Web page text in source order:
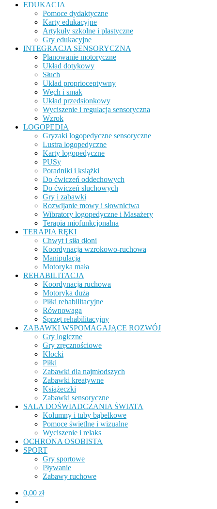
EDUKACJA
Pomoce dydaktyczne
Karty edukacyjne
Artykuły szkolne i plastyczne
Gry edukacyjne
INTEGRACJA SENSORYCZNA
Planowanie motoryczne
Układ dotykowy
Słuch
Układ proprioceptywny
Węch i smak
Układ przedsionkowy
Wyciszenie i regulacja sensoryczna
Wzrok
LOGOPEDIA
Gryzaki logopedyczne sensoryczne
Lustra logopedyczne
Karty logopedyczne
PUSy
Poradniki i książki
Do ćwiczeń oddechowych
Do ćwiczeń słuchowych
Gry i zabawki
Rozwijanie mowy i słownictwa
Wibratory logopedyczne i Masażery
Terapia miofunkcjonalna
TERAPIA RĘKI
Chwyt i siła dłoni
Koordynacja wzrokowo-ruchowa
Manipulacja
Motoryka mała
REHABILITACJA
Koordynacja ruchowa
Motoryka duża
Piłki rehabilitacyjne
Równowaga
Sprzęt rehabilitacyjny
ZABAWKI WSPOMAGAJĄCE ROZWÓJ
Gry logiczne
Gry zręcznościowe
Klocki
Piłki
Zabawki dla najmłodszych
Zabawki kreatywne
Książeczki
Zabawki sensoryczne
SALA DOŚWIADCZANIA ŚWIATA
Kolumny i tuby bąbelkowe
Pomoce świetlne i wizualne
Wyciszenie i relaks
OCHRONA OSOBISTA
SPORT
Gry sportowe
Pływanie
Zabawy ruchowe
0,00 zł